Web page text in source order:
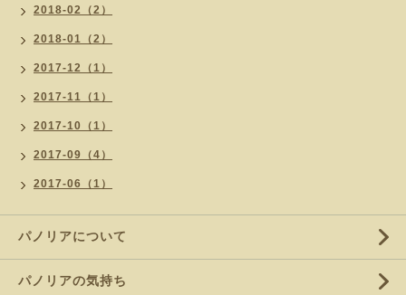
2018-02（2）
2018-01（2）
2017-12（1）
2017-11（1）
2017-10（1）
2017-09（4）
2017-06（1）
パノリアについて
パノリアの気持ち